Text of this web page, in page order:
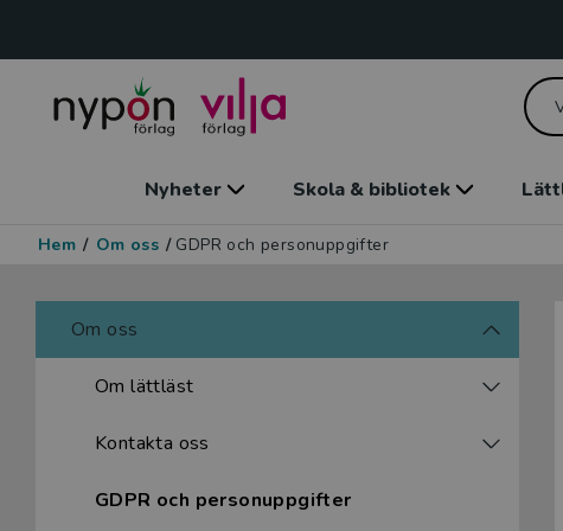
Nyheter Skola & bibliotek
Hem / Om oss / GDPR och personuppgifter
Om oss
Om lättläst
Kontakta oss
GDPR och personuppgifter